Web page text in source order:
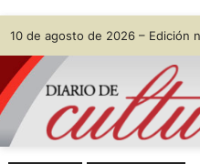
Saltar
al
contenido
Skip
to
content
10 de agosto de 2026 – Edición